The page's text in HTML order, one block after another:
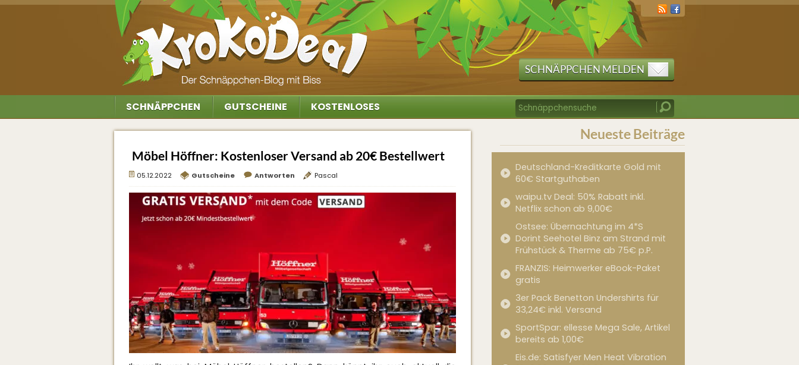
SCHNÄPPCHEN MELDEN
SCHNÄPPCHEN GUTSCHEINE KOSTENLOSES
Möbel Höffner: Kostenloser Versand ab 20€ Bestellwert
05.12.2022 Gutscheine Antworten Pascal
Neueste Beiträge
Deutschland-Kreditkarte Gold mit
60€ Startguthaben
waipu.tv Deal: 50% Rabatt inkl.
Netflix schon ab 9,00€
Ostsee: Übernachtung im 4*S
Dorint Seehotel Binz am Strand mit
Frühstück & Therme ab 75€ p.P.
FRANZIS: Heimwerker eBook-Paket
gratis
3er Pack Benetton Undershirts für
33,24€ inkl. Versand
SportSpar: ellesse Mega Sale, Artikel
bereits ab 1,00€
Eis.de: Satisfyer Men Heat Vibration